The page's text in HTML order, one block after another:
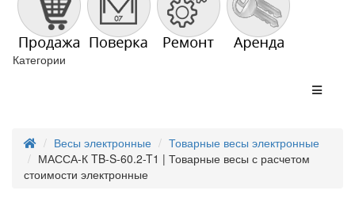
Категории
Весы электронные
Товарные весы электронные
МАССА-К TB-S-60.2-T1 | Товарные весы с расчетом
стоимости электронные